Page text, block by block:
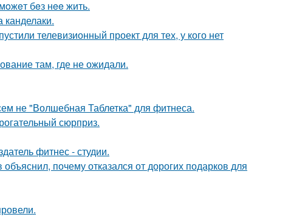
бeз нee жить.
канделаки.
телевизионный проект для тех, у кого нет
там, где не ожидали.
не "Волшебная Таблетка" для фитнеса.
сюрприз.
фитнес - студии.
почему отказался от дорогих подарков для